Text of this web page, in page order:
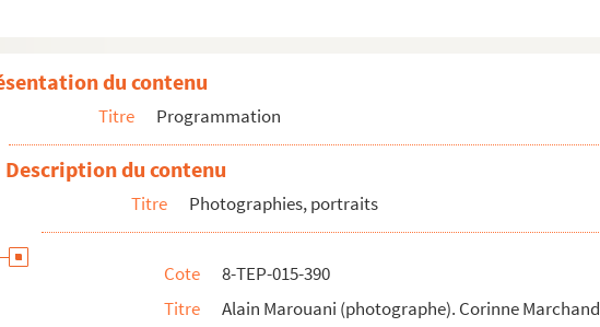
Marchand
Marchat
du contenu
Titre Programmation
Description du contenu
Titre Photographies, portraits
Cote
8-TEP-015-390
Titre
Alain Marouani (photographe). Corinne Marchand